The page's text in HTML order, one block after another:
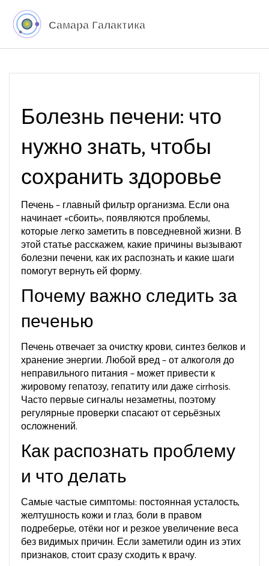
Болезнь печени: что
нужно знать, чтобы
сохранить здоровье
Печень – главный фильтр организма. Если она
начинает «сбоить», появляются проблемы,
которые легко заметить в повседневной жизни. В
этой статье расскажем, какие причины вызывают
болезни печени, как их распознать и какие шаги
помогут вернуть ей форму.
Почему важно следить за
печенью
Печень отвечает за очистку крови, синтез белков и
хранение энергии. Любой вред – от алкоголя до
неправильного питания – может привести к
жировому гепатозу, гепатиту или даже cirrhosis.
Часто первые сигналы незаметны, поэтому
регулярные проверки спасают от серьёзных
осложнений.
Как распознать проблему
и что делать
Самые частые симптомы: постоянная усталость,
желтушность кожи и глаз, боли в правом
подреберье, отёки ног и резкое увеличение веса
без видимых причин. Если заметили один из этих
признаков, стоит сразу сходить к врачу.